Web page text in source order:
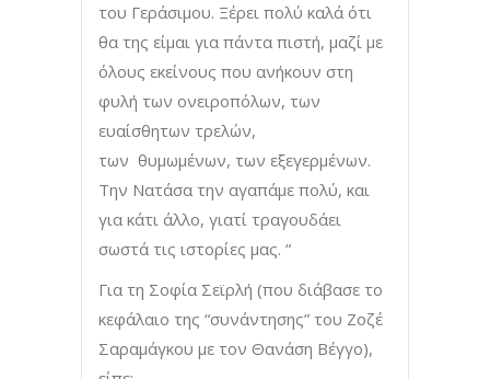
του Γεράσιμου. Ξέρει πολύ καλά ότι
θα της είμαι για πάντα πιστή, μαζί με
όλους εκείνους που ανήκουν στη
φυλή των ονειροπόλων, των
ευαίσθητων τρελών,
των θυμωμένων, των εξεγερμένων.
Την Νατάσα την αγαπάμε πολύ, και
για κάτι άλλο, γιατί τραγουδάει
σωστά τις ιστορίες μας. “
Για τη Σοφία Σεϊρλή (που διάβασε το
κεφάλαιο της “συνάντησης” του Ζοζέ
Σαραμάγκου με τον Θανάση Βέγγο),